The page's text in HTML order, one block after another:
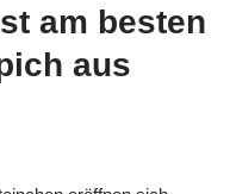
am besten
aus